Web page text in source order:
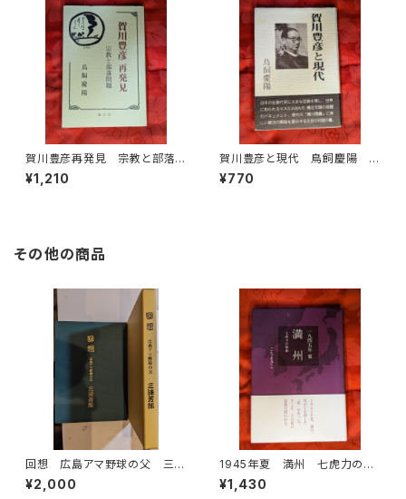
賀川豊彦再発見 宗教と部落
問題 鳥飼慶陽 創言社 20
02年刊
¥1,210
賀川豊彦と現代 鳥飼慶陽
兵庫部落問題研究所
¥770
その他の商品
回想 広島アマ野球の父 三浦
芳郎
¥2,000
1945年夏 満州 七虎力の惨
劇 こちまさこ 北星社
¥1,430